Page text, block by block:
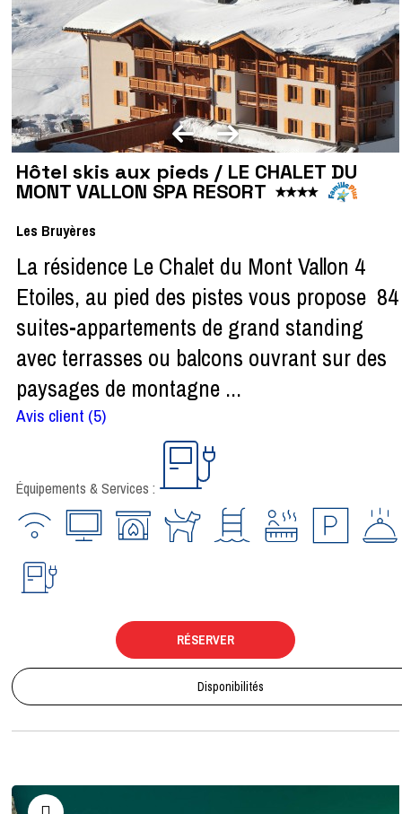
Hôtel skis aux pieds / LE CHALET DU
MONT VALLON SPA RESORT
Les Bruyères
La résidence Le Chalet du Mont Vallon 4
Etoiles, au pied des pistes vous propose 84
suites-appartements de grand standing
avec terrasses ou balcons ouvrant sur des
paysages de montagne ...
Avis client (5)
Équipements & Services :
RÉSERVER
Disponibilités